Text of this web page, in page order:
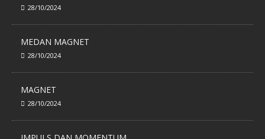
28/10/2024
MEDAN MAGNET
28/10/2024
MAGNET
28/10/2024